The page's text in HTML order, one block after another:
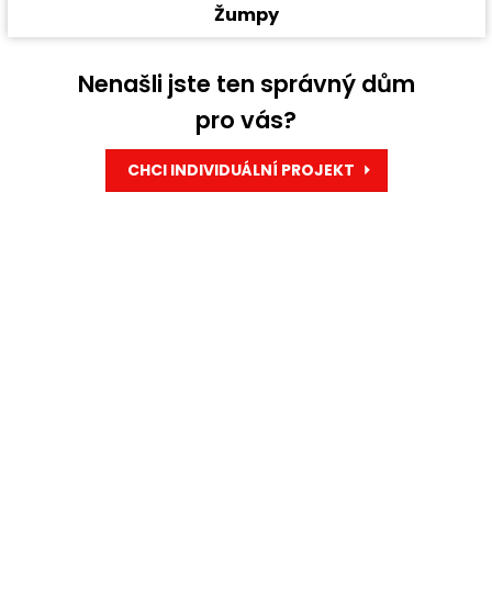
Žumpy
Nenašli jste ten správný dům
pro vás?
CHCI INDIVIDUÁLNÍ PROJEKT